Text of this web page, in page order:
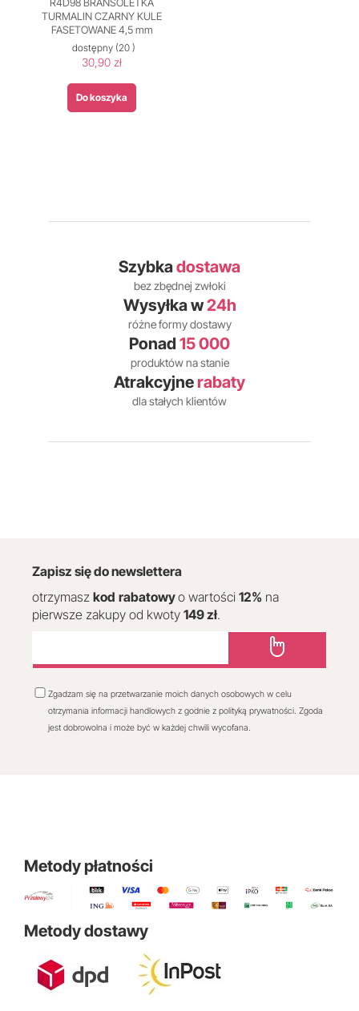
TURMALIN CZARNY KULE
FASETOWANE 4,5 mm
dostępny (20 )
30,90 zł
Do koszyka
Szybkadostawa
bez zbędnej zwłoki
Wysyłka w24h
różne formy dostawy
Ponad 15 000
produktów na stanie
Atrakcyjne rabaty
dla stałych klientów
Zapisz się do newslettera
otrzymasz kod rabatowyo wartości 12% na
pierwsze zakupy od kwoty 149 zł.
Zgadzam się na przetwarzanie moich danych osobowych w celu
otrzymania informacji handlowych z godnie z polityką prywatności. Zgoda
jest dobrowolna i może być w każdej chwili wycofana.
Metody płatności
Metody dostawy